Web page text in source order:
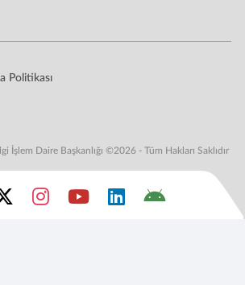
Politikası
İşlem Daire Başkanlığı ©2026 - Tüm Hakları Saklıdır